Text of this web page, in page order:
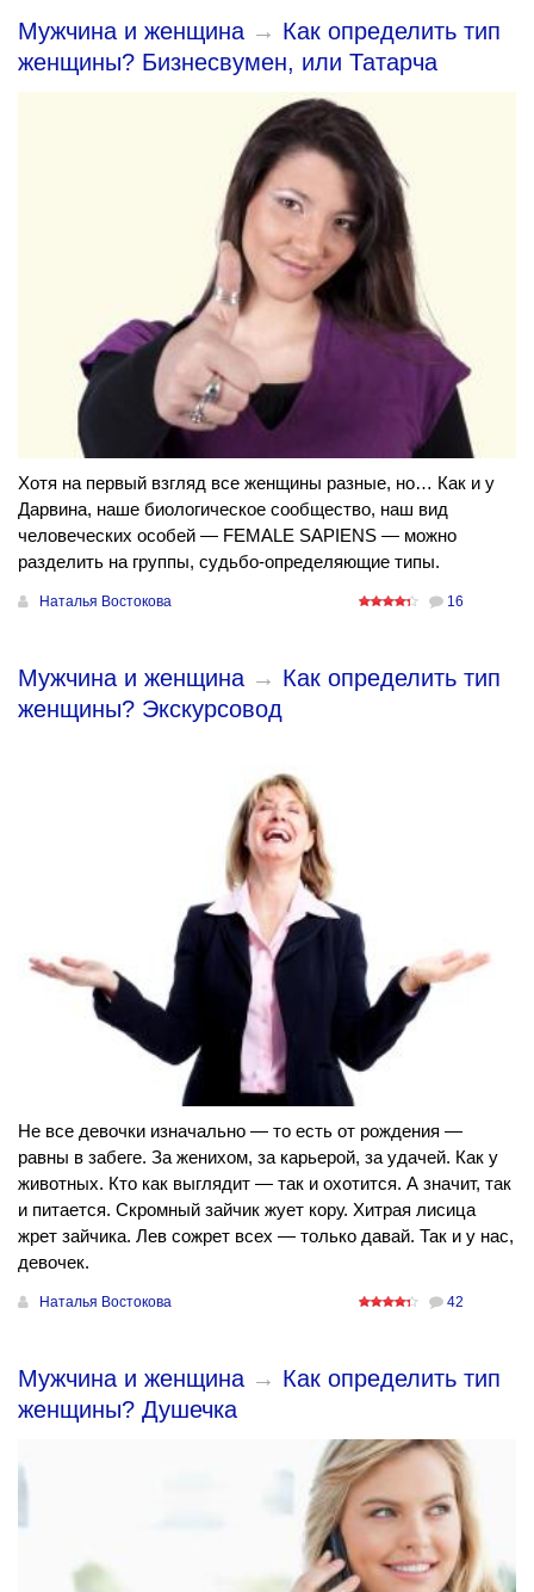
Мужчина и женщина→ Как определить тип
женщины? Бизнесвумен, или Татарча
Хотя на первый взгляд все женщины разные, но… Как и у
Дарвина, наше биологическое сообщество, наш вид
человеческих особей — FEMALE SAPIENS — можно
разделить на группы, судьбо-определяющие типы.
Наталья Востокова 16
Мужчина и женщина → Как определить тип
женщины? Экскурсовод
Не все девочки изначально — то есть от рождения —
равны в забеге. За женихом, за карьерой, за удачей. Как у
животных. Кто как выглядит — так и охотится. А значит, так
и питается. Скромный зайчик жует кору. Хитрая лисица
жрет зайчика. Лев сожрет всех — только давай. Так и у нас,
девочек.
Наталья Востокова 42
Мужчина и женщина → Как определить тип
женщины? Душечка